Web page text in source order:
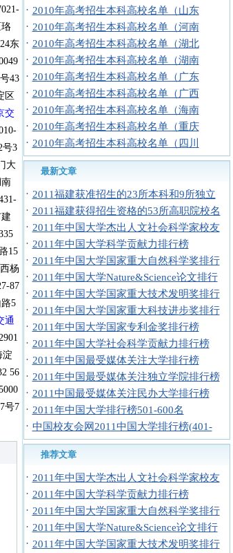
东
43
区
交
号3
大
15
杨
87
5
通
淀
56
号7
· 2010年高考招生本科高校名单（山东
· 2010年高考招生本科高校名单（河南
· 2010年高考招生本科高校名单（湖北
· 2010年高考招生本科高校名单（湖南
· 2010年高考招生本科高校名单（广东
· 2010年高考招生本科高校名单（广西
· 2010年高考招生本科高校名单（海南
· 2010年高考招生本科高校名单（重庆
· 2010年高考招生本科高校名单（四川
最新文章
· 2011福建获准招生的23所本科和9所独立
· 2011福建获得招生资格的53所高职院校名
· 2011年中国大学杰出人文社会科学家校友
· 2011年中国大学科学贡献力排行榜
· 2011年中国大学国家重大自然科学奖排行
· 2011年中国大学Nature&Science论文排行
· 2011年中国大学国家重大技术发明奖排行
· 2011年中国大学国家重大科技进步奖排行
· 2011年中国大学国家专利金奖排行榜
· 2011年中国大学社会科学贡献力排行榜
· 2011年中国最受媒体关注大学排行榜
· 2011年中国最受媒体关注独立学院排行榜
· 2011中国最受媒体关注民办大学排行榜
· 2011年中国大学排行榜501-600名
· 中国校友会网2011中国大学排行榜(401-
推荐文章
· 2011年中国大学杰出人文社会科学家校友
· 2011年中国大学科学贡献力排行榜
· 2011年中国大学国家重大自然科学奖排行
· 2011年中国大学Nature&Science论文排行
· 2011年中国大学国家重大技术发明奖排行